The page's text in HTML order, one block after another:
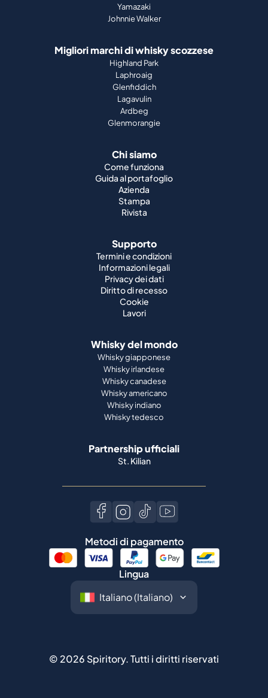
Yamazaki
Johnnie Walker
Migliori marchi di whisky scozzese
Highland Park
Laphroaig
Glenfiddich
Lagavulin
Ardbeg
Glenmorangie
Chi siamo
Come funziona
Guida al portafoglio
Azienda
Stampa
Rivista
Supporto
Termini e condizioni
Informazioni legali
Privacy dei dati
Diritto di recesso
Cookie
Lavori
Whisky del mondo
Whisky giapponese
Whisky irlandese
Whisky canadese
Whisky americano
Whisky indiano
Whisky tedesco
Partnership ufficiali
St. Kilian
Metodi di pagamento
Lingua
© 2026 Spiritory.Tutti i diritti riservati